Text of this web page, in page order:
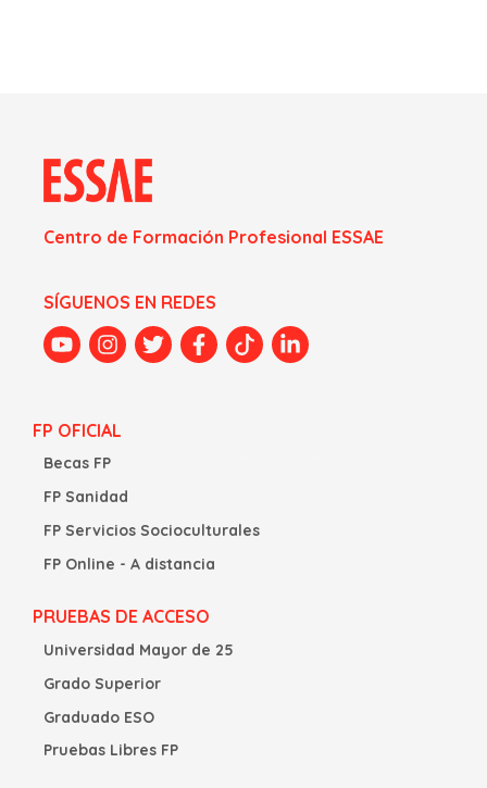
Centro de Formación Profesional ESSAE
SÍGUENOS EN REDES
FP OFICIAL
Becas FP
FP Sanidad
FP Servicios Socioculturales
FP Online - A distancia
PRUEBAS DE ACCESO
Universidad Mayor de 25
Grado Superior
Graduado ESO
Pruebas Libres FP